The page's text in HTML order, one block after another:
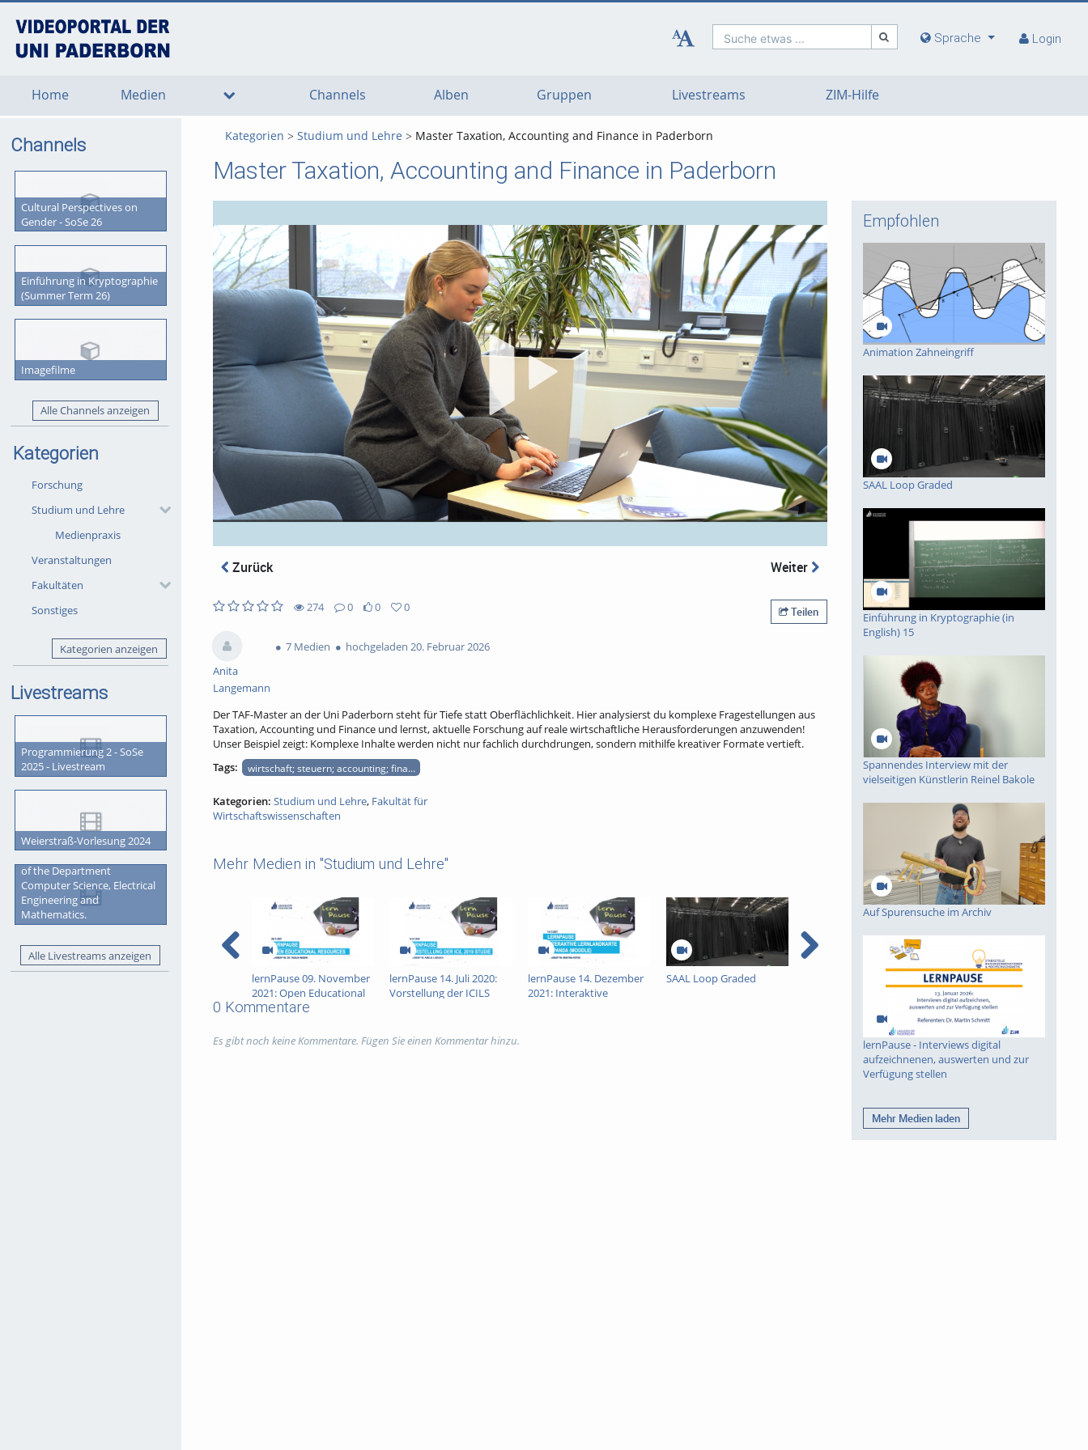
Suche etwas ... Sprache Login
Home Medien Channels Alben Gruppen Livestreams ZIM-Hilfe
Channels
Cultural Perspectives on
Gender - SoSe 26
Einführung in Kryptographie
(Summer Term 26)
Imagefilme
Alle Channels anzeigen
Kategorien
Forschung
Studium und Lehre
Medienpraxis
Veranstaltungen
Fakultäten
Sonstiges
Kategorien anzeigen
Livestreams
Programmierung 2 - SoSe
2025 - Livestream
Weierstraß-Vorlesung 2024
of the Department
Computer Science, Electrical
Engineering and
Mathematics.
Alle Livestreams anzeigen
Kategorien Studium und Lehre Master Taxation, Accounting and Finance in Paderborn
Master Taxation, Accounting and Finance in Paderborn
Video
Zurück Weiter
274
views
0
Kommentare
0
likes
0
favorites
Teilen
Anita
Langemann
7 Medien hochgeladen 20. Februar 2026
Der TAF-Master an der Uni Paderborn steht für Tiefe statt Oberflächlichkeit. Hier analysierst du komplexe Fragestellungen aus
Taxation, Accounting und Finance und lernst, aktuelle Forschung auf reale wirtschaftliche Herausforderungen anzuwenden!
Unser Beispiel zeigt: Komplexe Inhalte werden nicht nur fachlich durchdrungen, sondern mithilfe kreativer Formate vertieft.
Tags:
wirtschaft; steuern; accounting; finanzen; controlling; master; studium
Kategorien: Studium und Lehre, Fakultät für
Wirtschaftswissenschaften
Mehr Medien in "Studium und Lehre"
lernPause 09. November
2021: Open Educational
Resources (OER)
lernPause 14. Juli 2020:
Vorstellung der ICILS
Schülerinnen und
lernPause 14. Dezember
2021: Interaktive
SAAL Loop Graded
Spannendes Interview
mit der vielseitigen
Künstlerin Reinel Bakole
0 Kommentare
Es gibt noch keine Kommentare. Fügen Sie einen Kommentar hinzu.
Empfohlen
Animation Zahneingriff
SAAL Loop Graded
Einführung in Kryptographie (in
English) 15
Spannendes Interview mit der
vielseitigen Künstlerin Reinel Bakole
Auf Spurensuche im Archiv
lernPause - Interviews digital
aufzeichnenen, auswerten und zur
Verfügung stellen
Mehr Medien laden